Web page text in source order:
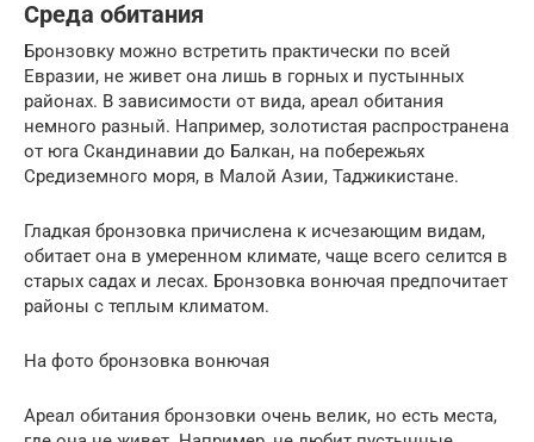
Среда обитания
Бронзовку можно встретить практически по всей
Евразии, не живет она лишь в горных и пустынных
районах. В зависимости от вида, ареал обитания
немного разный. Например, золотистая распространена
от юга Скандинавии до Балкан, на побережьях
Средиземного моря, в Малой Азии, Таджикистане.
Гладкая бронзовка причислена к исчезающим видам,
обитает она в умеренном климате, чаще всего селится в
старых садах и лесах. Бронзовка вонючая предпочитает
районы с теплым климатом.
На фото бронзовка вонючая
Ареал обитания бронзовки очень велик, но есть места,